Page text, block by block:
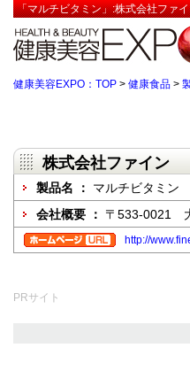
「マルチビタミン」:株式会社ファ
健康美容EXPO：TOP > 健康食品 >
株式会社ファイン
製品名 ： マルチビタミン
会社概要 ： 〒533-0021
http://
PRサイト